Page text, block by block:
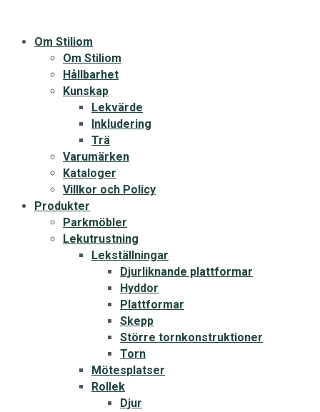
Om Stiliom
Om Stiliom
Hållbarhet
Kunskap
Lekvärde
Inkludering
Trä
Varumärken
Kataloger
Villkor och Policy
Produkter
Parkmöbler
Lekutrustning
Lekställningar
Djurliknande plattformar
Hyddor
Plattformar
Skepp
Större tornkonstruktioner
Torn
Mötesplatser
Rollek
Djur